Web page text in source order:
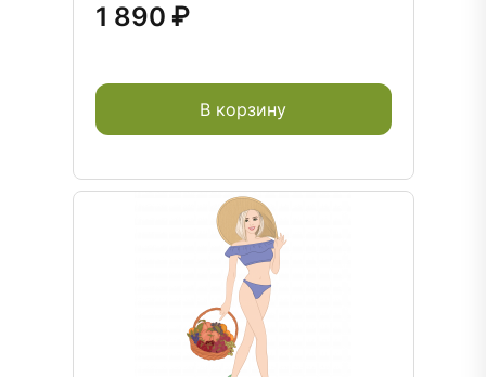
1 890 ₽
В корзину